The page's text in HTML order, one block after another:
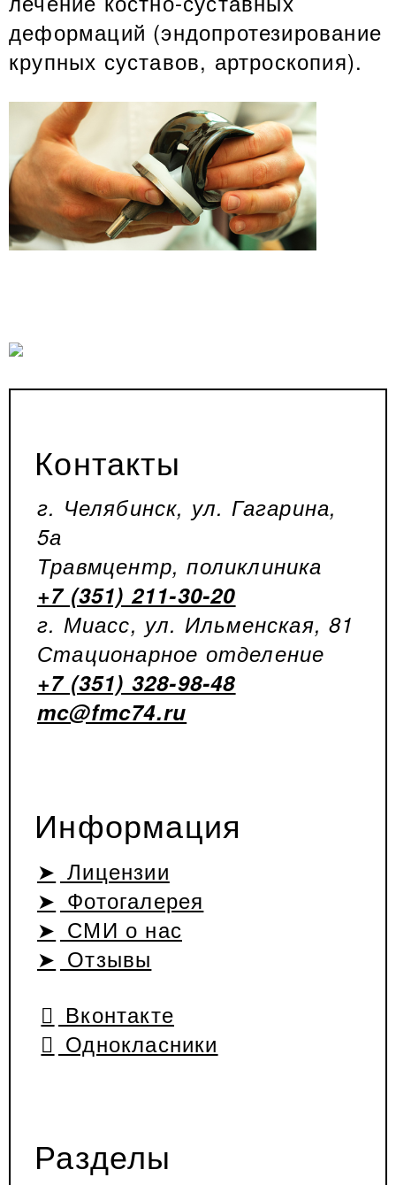
деформаций (эндопротезирование
крупных суставов, артроскопия).
Контакты
г. Челябинск, ул. Гагарина,
5а
Травмцентр, поликлиника
+7 (351) 211-30-20
г. Миасс, ул. Ильменская, 81
Стационарное отделение
+7 (351) 328-98-48
mc@fmc74.ru
Информация
Лицензии
Фотогалерея
СМИ о нас
Отзывы
Вконтакте
Однокласники
Разделы